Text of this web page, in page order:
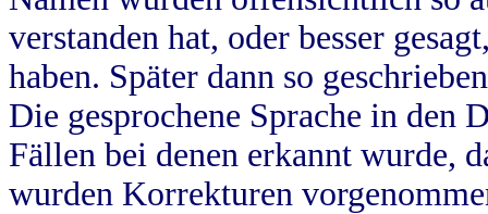
verstanden hat, oder besser
haben. Später dann so
Die gesprochene Sprache in
Fällen bei denen erkannt wurde,
wurden Korrekturen